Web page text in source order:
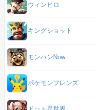
ウィンヒロ
キングショット
モンハンNow
ポケモンフレンズ